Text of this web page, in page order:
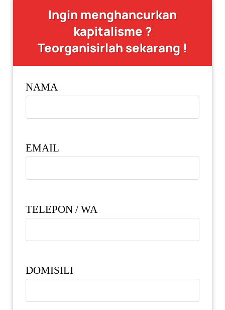
Ingin menghancurkan
kapitalisme ?
Teorganisirlah sekarang !
NAMA
EMAIL
TELEPON / WA
DOMISILI